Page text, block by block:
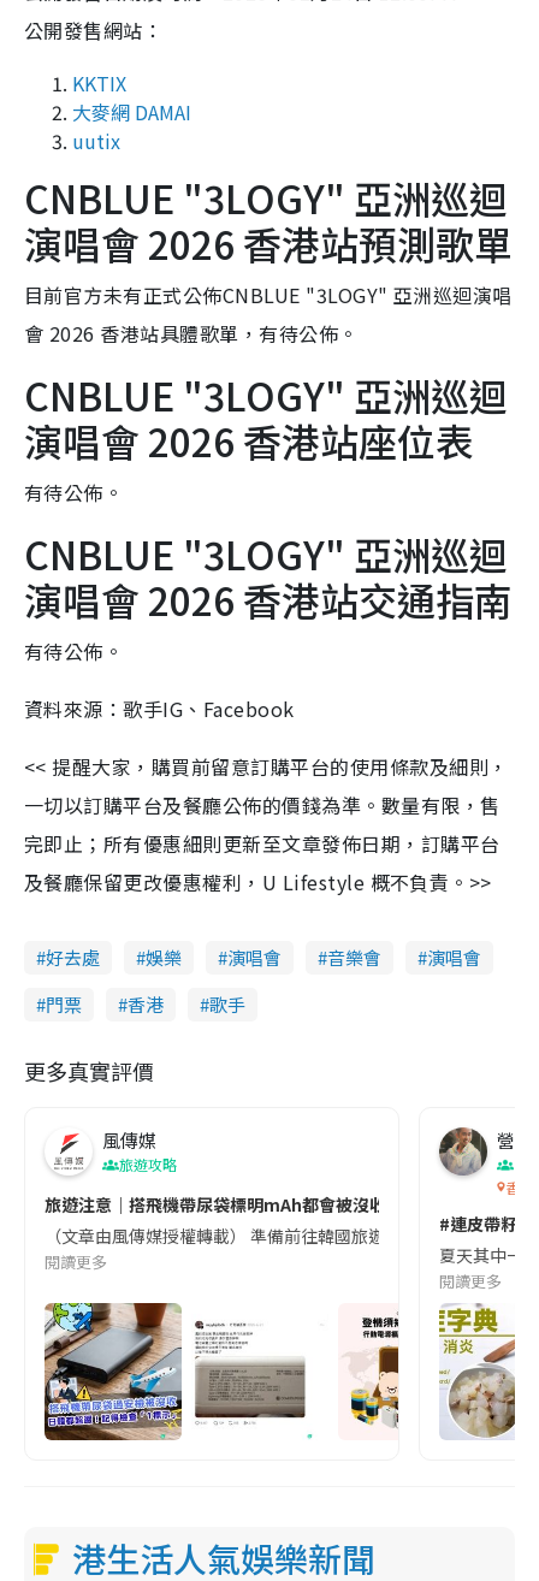
公開發售網站：
KKTIX
大麥網 DAMAI
uutix
CNBLUE "3LOGY" 亞洲巡迴
演唱會 2026 香港站預測歌單
目前官方未有正式公佈CNBLUE "3LOGY" 亞洲巡迴演唱
會 2026 香港站具體歌單，有待公佈。
CNBLUE "3LOGY" 亞洲巡迴
演唱會 2026 香港站座位表
有待公佈。
CNBLUE "3LOGY" 亞洲巡迴
演唱會 2026 香港站交通指南
有待公佈。
資料來源：歌手IG、Facebook
<< 提醒大家，購買前留意訂購平台的使用條款及細則，
一切以訂購平台及餐廳公佈的價錢為準。數量有限，售
完即止；所有優惠細則更新至文章發佈日期，訂購平台
及餐廳保留更改優惠權利，U Lifestyle 概不負責。>>
好去處 娛樂 演唱會 音樂會
演唱會
門票
香港 歌手
更多真實評價
風傳媒
旅遊攻略
旅遊注意｜搭飛機帶尿袋標明mAh都會被沒收😱出發前切記檢查
（文章由風傳媒授權轉載） 準備前往韓國旅遊的民眾，近期要
閱讀更多
營養
香港
#連皮帶籽
夏天其中一
閱讀更多
港生活人氣娛樂新聞